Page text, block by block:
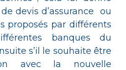
devis d’assurance ou
proposés par différents
banques du
s’il le souhaite être
avec la nouvelle